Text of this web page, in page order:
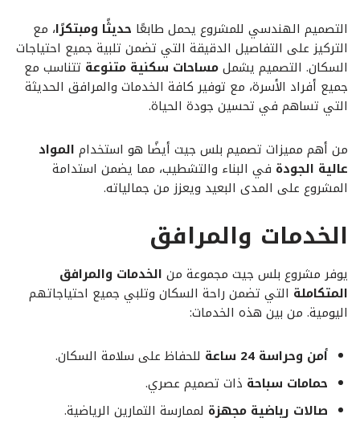
التصميم الهندسي للمشروع يحمل طابعًا حديثًا ومبتكرًا، مع
التركيز على التفاصيل الدقيقة التي تضمن تلبية جميع احتياجات
السكان. التصميم يشملمساحات سكنية متنوعة تتناسب مع
جميع أفراد الأسرة، مع توفير كافة الخدمات والمرافق الحديثة
التي تساهم في تحسين جودة الحياة.
من أهم مميزات تصميم بلس جيت أيضًا هو استخدام المواد
عالية الجودة في البناء والتشطيب، مما يضمن استدامة
المشروع على المدى البعيد ويعزز من جمالياته.
الخدمات والمرافق
يوفر مشروع بلس جيت مجموعة من الخدمات والمرافق
المتكاملة التي تضمن راحة السكان وتلبي جميع احتياجاتهم
اليومية. من بين هذه الخدمات:
أمن وحراسة 24 ساعة
للحفاظ على سلامة السكان.
حمامات سباحة ذات تصميم عصري.
صالات رياضية مجهزة لممارسة التمارين الرياضية.